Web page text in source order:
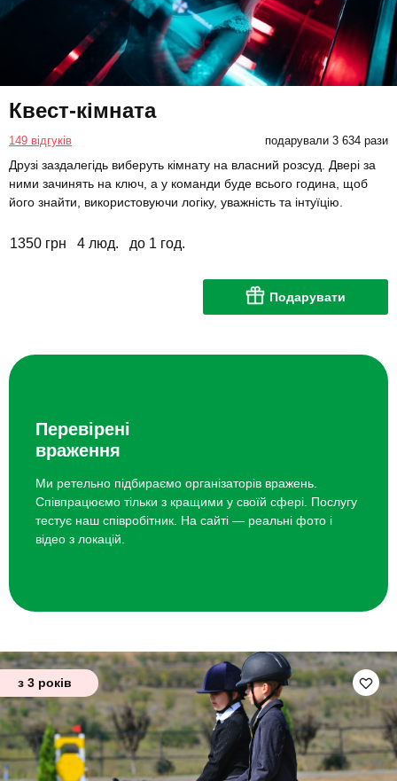
Квест-кімната
149 відгуків подарували 3 634 рази
Друзі заздалегідь виберуть кімнату на власний розсуд. Двері за
ними зачинять на ключ, а у команди буде всього година, щоб
його знайти, використовуючи логіку, уважність та інтуїцію.
1350 грн 4 люд. до 1 год.
Подарувати
Перевірені
враження
Ми ретельно підбираємо організаторів вражень.
Співпрацюємо тільки з кращими у своїй сфері. Послугу
тестує наш співробітник. На сайті — реальні фото і
відео з локацій.
з 3 років